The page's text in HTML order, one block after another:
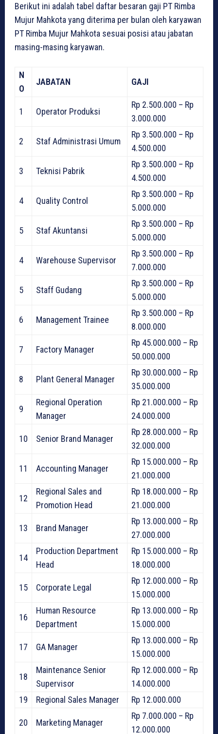
Berikut ini adalah tabel daftar besaran gaji PT Rimba
Mujur Mahkota yang diterima per bulan oleh karyawan
PT Rimba Mujur Mahkota sesuai posisi atau jabatan
masing-masing karyawan.
N
O
JABATAN GAJI
1 Operator Produksi
Rp 2.500.000 – Rp
3.000.000
2 Staf Administrasi Umum
Rp 3.500.000 – Rp
4.500.000
3 Teknisi Pabrik
Rp 3.500.000 – Rp
4.500.000
4 Quality Control
Rp 3.500.000 – Rp
5.000.000
5 Staf Akuntansi
Rp 3.500.000 – Rp
5.000.000
4 Warehouse Supervisor
Rp 3.500.000 – Rp
7.000.000
5 Staff Gudang
Rp 3.500.000 – Rp
5.000.000
6 Management Trainee
Rp 3.500.000 – Rp
8.000.000
7 Factory Manager
Rp 45.000.000 – Rp
50.000.000
8 Plant General Manager
Rp 30.000.000 – Rp
35.000.000
9
Regional Operation
Manager
Rp 21.000.000 – Rp
24.000.000
10 Senior Brand Manager
Rp 28.000.000 – Rp
32.000.000
11 Accounting Manager
Rp 15.000.000 – Rp
21.000.000
12
Regional Sales and
Promotion Head
Rp 18.000.000 – Rp
21.000.000
13 Brand Manager
Rp 13.000.000 – Rp
27.000.000
14
Production Department
Head
Rp 15.000.000 – Rp
18.000.000
15 Corporate Legal
Rp 12.000.000 – Rp
15.000.000
16
Human Resource
Department
Rp 13.000.000 – Rp
15.000.000
17 GA Manager
Rp 13.000.000 – Rp
15.000.000
18
Maintenance Senior
Supervisor
Rp 12.000.000 – Rp
14.000.000
19
Regional Sales Manager Rp 12.000.000
20 Marketing Manager
Rp 7.000.000 – Rp
12.000.000